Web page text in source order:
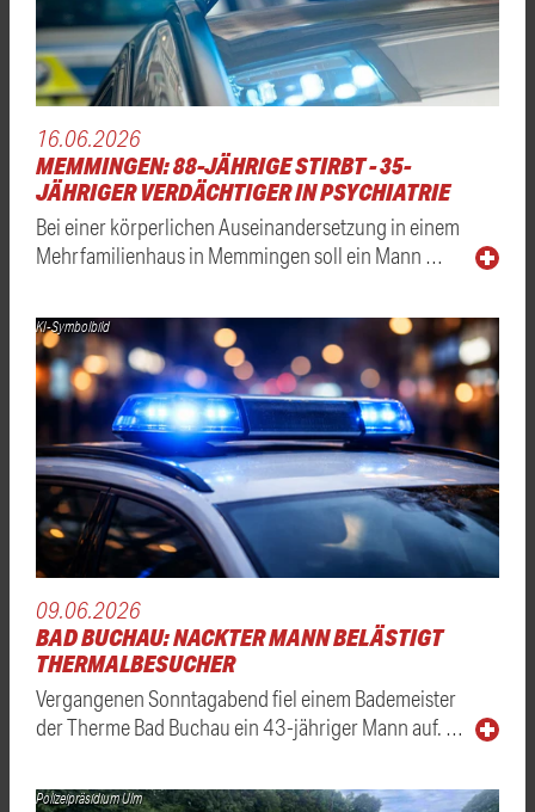
16.06.2026
MEMMINGEN: 88-JÄHRIGE STIRBT - 35-
JÄHRIGER VERDÄCHTIGER IN PSYCHIATRIE
Bei einer körperlichen Auseinandersetzung in einem
Mehrfamilienhaus in Memmingen soll ein Mann …
KI-Symbolbild
09.06.2026
BAD BUCHAU: NACKTER MANN BELÄSTIGT
THERMALBESUCHER
Vergangenen Sonntagabend fiel einem Bademeister
der Therme Bad Buchau ein 43-jähriger Mann auf. …
Polizeipräsidium Ulm